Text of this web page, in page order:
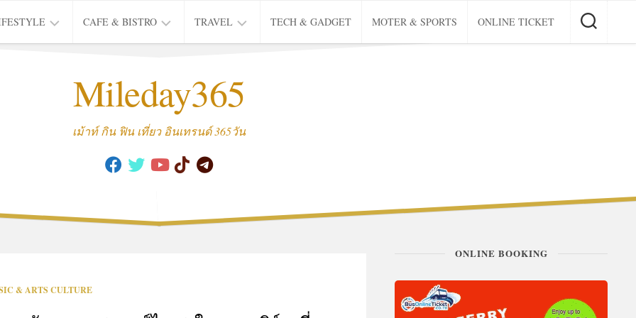
CAFE & BISTRO
CAFE
TRAVEL
THAI
TRIP
TECH & GADGET MOTER & SPORTS ONLINE TICKET
Mileday365
เม้าท์ กิน ฟิน เที่ยว อินเทรนด์ 365วัน
& ARTS CULTURE
ONLINE BOOKING